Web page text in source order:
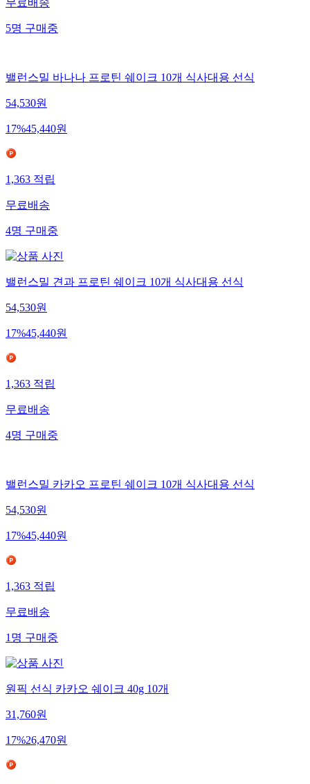
무료배송
5명구매중
밸런스밀 바나나 프로틴 쉐이크 10개 식사대용 선식
54,530원
17%45,440원
1,363적립
무료배송
4명구매중
밸런스밀 견과 프로틴 쉐이크 10개 식사대용 선식
54,530원
17%45,440원
1,363적립
무료배송
4명구매중
밸런스밀 카카오 프로틴 쉐이크 10개 식사대용 선식
54,530원
17%45,440원
1,363적립
무료배송
1명구매중
원픽 선식 카카오 쉐이크 40g 10개
31,760원
17%26,470원